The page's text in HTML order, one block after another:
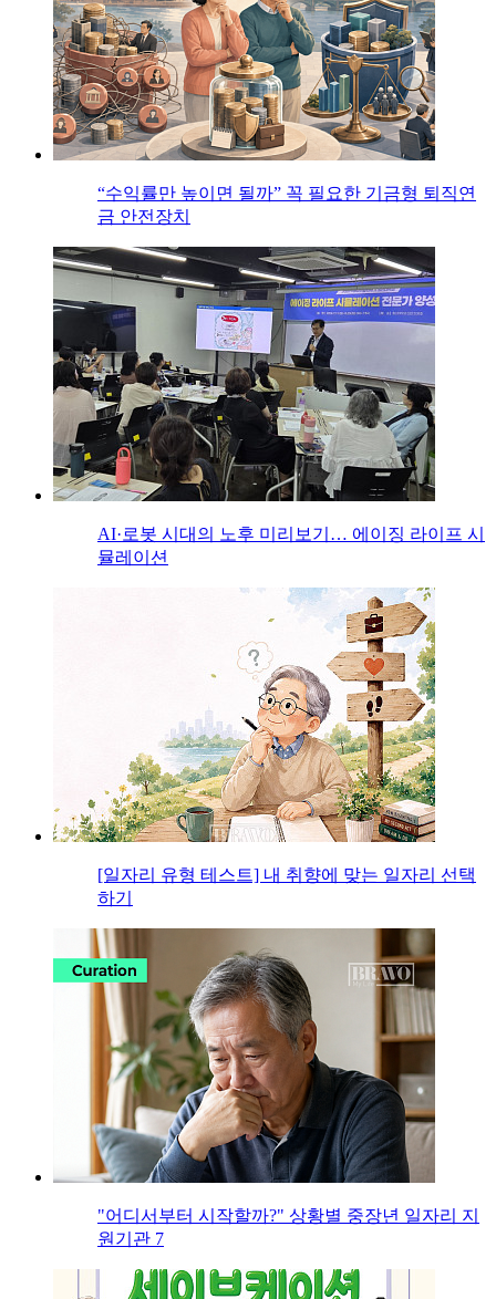
“수익률만 높이면 될까” 꼭 필요한 기금형 퇴직연
금 안전장치
AI·로봇 시대의 노후 미리보기… 에이징 라이프 시
뮬레이션
[일자리 유형 테스트] 내 취향에 맞는 일자리 선택
하기
"어디서부터 시작할까?" 상황별 중장년 일자리 지
원기관 7